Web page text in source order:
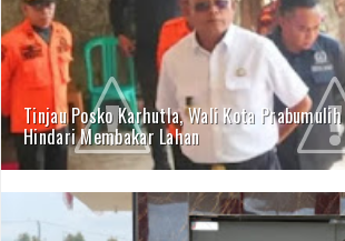
Tinjau Posko Karhutla, Wali Kota
Hindari Membakar Lahan